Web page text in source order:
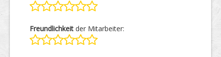
Freundlichkeit der Mitarbeiter: